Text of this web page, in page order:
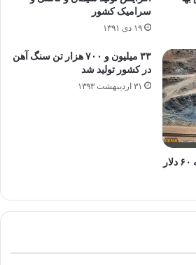
سرامیک کشور
۱۹ دی ۱۳۹۱
۳۳ میلیون و ۷۰۰ هزار تن سنگ آهن
در کشور تولید شد
۳۱ اردیبهشت ۱۳۹۳